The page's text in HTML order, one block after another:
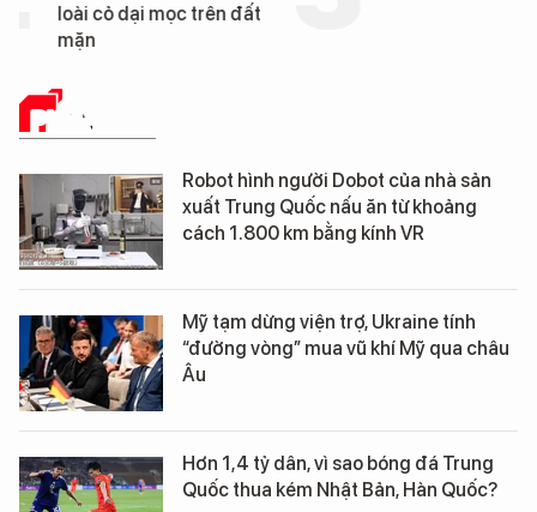
loài cỏ dại mọc trên đất
PHÂN TÍCH
Robot hình người Dobot của nhà sản
xuất Trung Quốc nấu ăn từ khoảng
cách 1.800 km bằng kính VR
Mỹ tạm dừng viện trợ, Ukraine tính
“đường vòng” mua vũ khí Mỹ qua châu
Âu
Hơn 1,4 tỷ dân, vì sao bóng đá Trung
Quốc thua kém Nhật Bản, Hàn Quốc?